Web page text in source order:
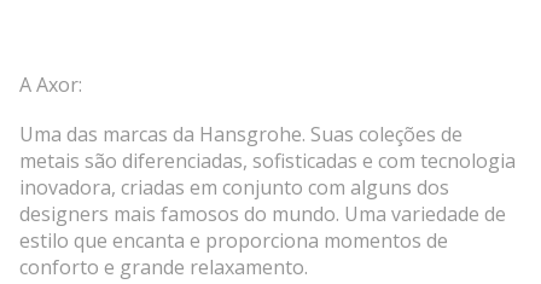
A Axor:
Uma das marcas da Hansgrohe. Suas coleções de
metais são diferenciadas, sofisticadas e com tecnologia
inovadora, criadas em conjunto com alguns dos
designers mais famosos do mundo. Uma variedade de
estilo que encanta e proporciona momentos de
conforto e grande relaxamento.